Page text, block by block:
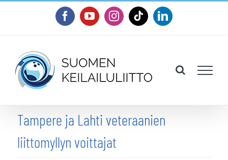
FacebookYouTubeInstagram
TiktokLinkedIn
Tampere ja Lahti veteraanien
liittomyllyn voittajat